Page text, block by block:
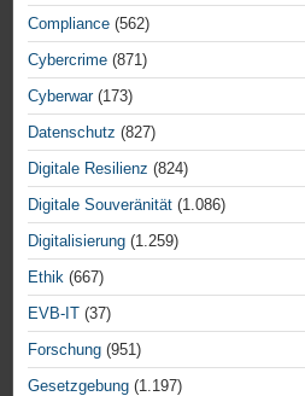
Compliance (562)
Cybercrime (871)
Cyberwar(173)
Datenschutz (827)
Digitale Resilienz (824)
Digitale Souveränität (1.086)
Digitalisierung (1.259)
Ethik (667)
EVB-IT (37)
Forschung (951)
Gesetzgebung (1.197)